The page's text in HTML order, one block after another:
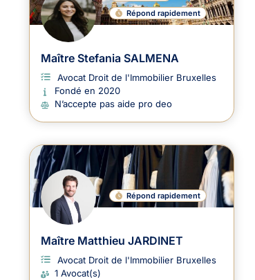
Répond rapidement
Maître Stefania SALMENA
Avocat Droit de l'Immobilier Bruxelles
Fondé en 2020
N’accepte pas aide pro deo
Répond rapidement
Maître Matthieu JARDINET
Avocat Droit de l'Immobilier Bruxelles
1 Avocat(s)